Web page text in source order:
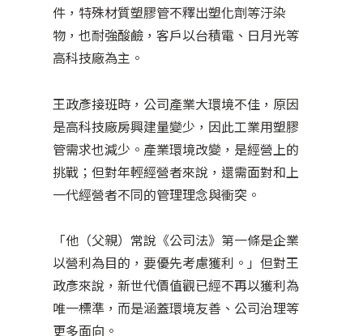
件，特殊材質塑膠管不釋出塑化劑等汙染
物，也耐強酸鹼，客戶以台積電、日月光等
高科技廠為主。
王政彥接班時，公司產業大環境不佳，原因
是高科技廠房興建量變少，因此工業用塑膠
管需求也減少。產業環境改變，是經營上的
挑戰；但對年輕經營者來說，還需面對和上
一代經營者不同的管理理念與衝突。
「他（父親）常說《公司法》第一條是企業
以營利為目的，要優先考慮獲利。」但對王
政彥來說，新世代價值觀已經不再以獲利為
唯一標準，而是涵蓋環境友善、公司治理等
更多面向。